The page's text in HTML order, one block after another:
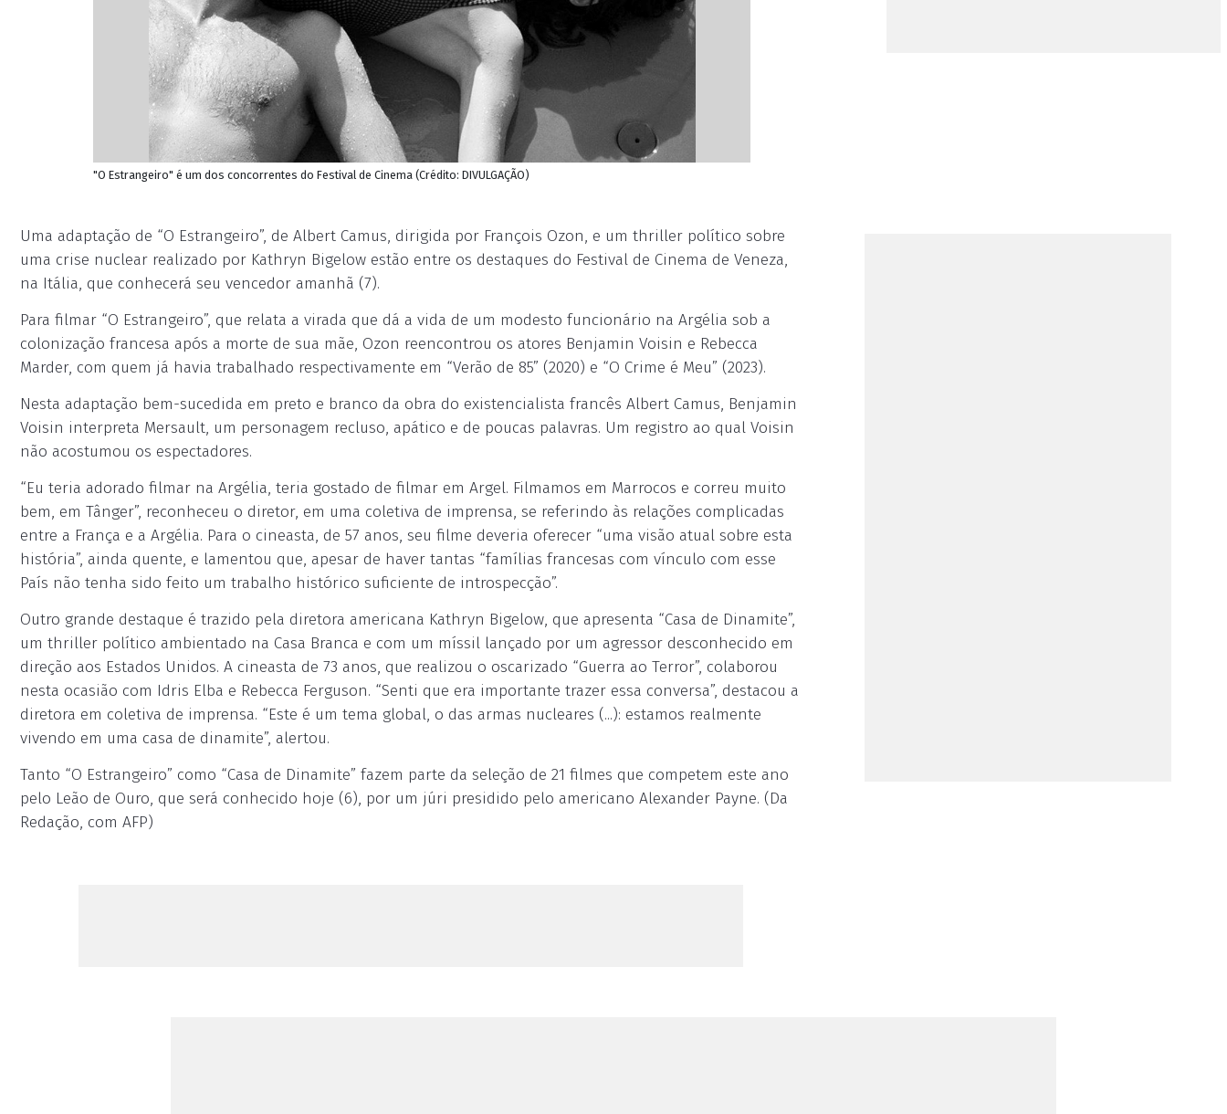
"O Estrangeiro" é um dos concorrentes do Festival de Cinema (Crédito: DIVULGAÇÃO)
Uma adaptação de “O Estrangeiro”, de Albert Camus, dirigida por François Ozon, e um thriller político sobre
uma crise nuclear realizado por Kathryn Bigelow estão entre os destaques do Festival de Cinema de Veneza,
na Itália, que conhecerá seu vencedor amanhã (7).
Para filmar “O Estrangeiro”, que relata a virada que dá a vida de um modesto funcionário na Argélia sob a
colonização francesa após a morte de sua mãe, Ozon reencontrou os atores Benjamin Voisin e Rebecca
Marder, com quem já havia trabalhado respectivamente em “Verão de 85” (2020) e “O Crime é Meu” (2023).
Nesta adaptação bem-sucedida em preto e branco da obra do existencialista francês Albert Camus, Benjamin
Voisin interpreta Mersault, um personagem recluso, apático e de poucas palavras. Um registro ao qual Voisin
não acostumou os espectadores.
“Eu teria adorado filmar na Argélia, teria gostado de filmar em Argel. Filmamos em Marrocos e correu muito
bem, em Tânger”, reconheceu o diretor, em uma coletiva de imprensa, se referindo às relações complicadas
entre a França e a Argélia. Para o cineasta, de 57 anos, seu filme deveria oferecer “uma visão atual sobre esta
história”, ainda quente, e lamentou que, apesar de haver tantas “famílias francesas com vínculo com esse
País não tenha sido feito um trabalho histórico suficiente de introspecção”.
Outro grande destaque é trazido pela diretora americana Kathryn Bigelow, que apresenta “Casa de Dinamite”,
um thriller político ambientado na Casa Branca e com um míssil lançado por um agressor desconhecido em
direção aos Estados Unidos. A cineasta de 73 anos, que realizou o oscarizado “Guerra ao Terror”, colaborou
nesta ocasião com Idris Elba e Rebecca Ferguson. “Senti que era importante trazer essa conversa”, destacou a
diretora em coletiva de imprensa. “Este é um tema global, o das armas nucleares (...): estamos realmente
vivendo em uma casa de dinamite”, alertou.
Tanto “O Estrangeiro” como “Casa de Dinamite” fazem parte da seleção de 21 filmes que competem este ano
pelo Leão de Ouro, que será conhecido hoje (6), por um júri presidido pelo americano Alexander Payne. (Da
Redação, com AFP)